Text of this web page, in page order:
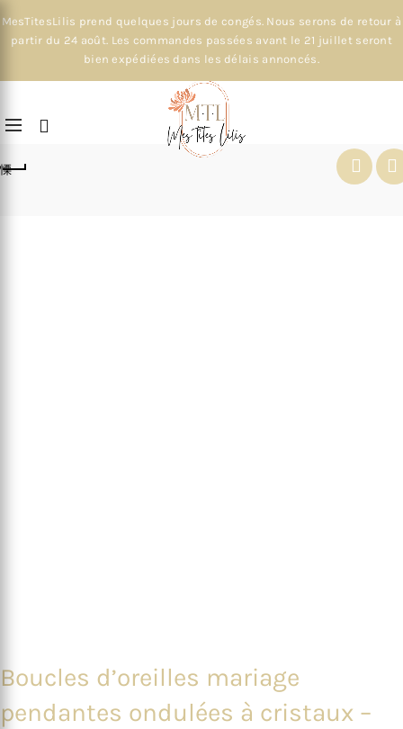
MesTitesLilis prend quelques jours de congés. Nous serons de retour à
partir du 24 août. Les commandes passées avant le 21 juillet seront
bien expédiées dans les délais annoncés.
Boucles d’oreilles mariage
pendantes ondulées à cristaux –